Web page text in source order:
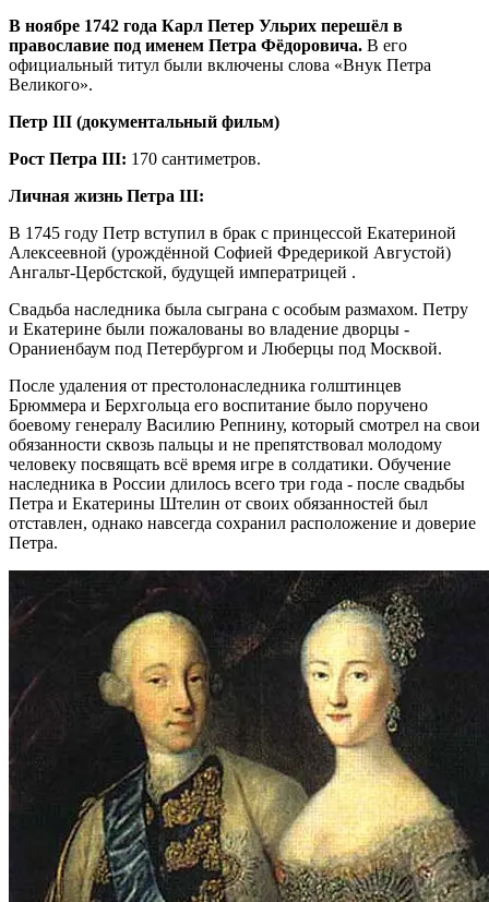
В ноябре 1742 года Карл Петер Ульрих перешёл в
православие под именем Петра Фёдоровича. В его
официальный титул были включены слова «Внук Петра
Великого».
Петр III (документальный фильм)
Рост Петра III: 170 сантиметров.
Личная жизнь Петра III:
В 1745 году Петр вступил в брак с принцессой Екатериной
Алексеевной (урождённой Софией Фредерикой Августой)
Ангальт-Цербстской, будущей императрицей .
Свадьба наследника была сыграна с особым размахом. Петру
и Екатерине были пожалованы во владение дворцы -
Ораниенбаум под Петербургом и Люберцы под Москвой.
После удаления от престолонаследника голштинцев
Брюммера и Берхгольца его воспитание было поручено
боевому генералу Василию Репнину, который смотрел на свои
обязанности сквозь пальцы и не препятствовал молодому
человеку посвящать всё время игре в солдатики. Обучение
наследника в России длилось всего три года - после свадьбы
Петра и Екатерины Штелин от своих обязанностей был
отставлен, однако навсегда сохранил расположение и доверие
Петра.